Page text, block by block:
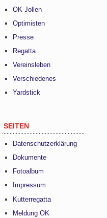
OK-Jollen
Optimisten
Presse
Regatta
Vereinsleben
Verschiedenes
Yardstick
SEITEN
Datenschutzerklärung
Dokumente
Fotoalbum
Impressum
Kutterregatta
Meldung OK